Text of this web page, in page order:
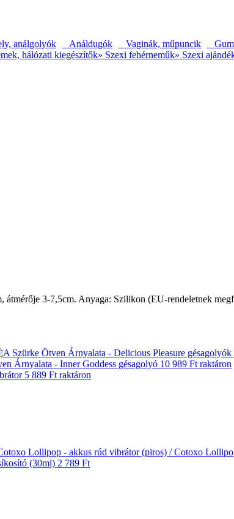
análgolyók Análdugók Vaginák, műpuncik
hálózati kiegészítők» Szexi fehérneműk» Szexi
3-7,5cm. Anyaga: Szilikon (EU-rendeletnek
Árnyalata - Inner Goddess gésagolyó 10 989 Ft raktáron
5 889 Ft raktáron
/ Cotoxo
(30ml) 2 789 Ft